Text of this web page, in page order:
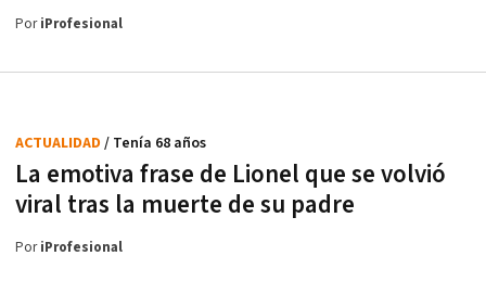
PoriProfesional
La emotiva frase de Lionel que se volvió
viral tras la muerte de su padre
ACTUALIDAD / Tenía 68 años
PoriProfesional